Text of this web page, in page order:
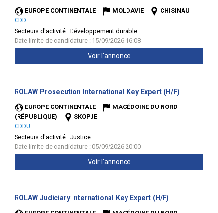
EUROPE CONTINENTALE MOLDAVIE
CHISINAU
CDD
Secteurs d'activité : Développement durable
Date limite de candidature : 15/09/2026 16:08
Voir l'annonce
ROLAW Prosecution International Key Expert (H/F)
EUROPE CONTINENTALE
MACÉDOINE DU NORD
(RÉPUBLIQUE)
SKOPJE
CDDU
Secteurs d'activité : Justice
Date limite de candidature : 05/09/2026 20:00
Voir l'annonce
ROLAW Judiciary International Key Expert (H/F)